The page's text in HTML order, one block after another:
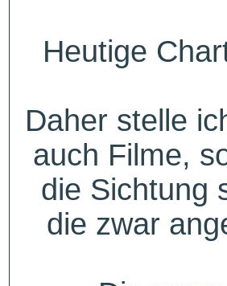
Heutige
Daher stelle
auch Filme,
die Sichtung
die zwar